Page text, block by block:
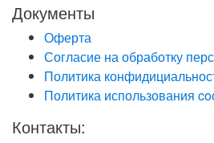
Документы
Оферта
Согласие на обработку
Политика
Политика использования
Контакты: